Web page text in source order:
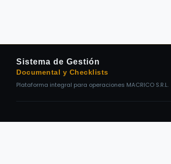
Sistema de Gestión
Documental y Checklists
Plataforma integral para operaciones MACRICO S.R.L.